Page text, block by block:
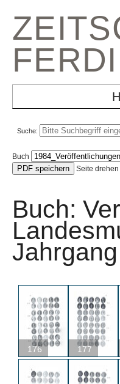
Suche:
Buch
Seite drehen
Buch:
176 177